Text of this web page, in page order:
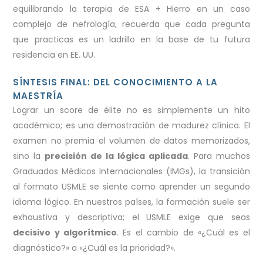
equilibrando la terapia de ESA + Hierro en un caso
complejo de nefrología, recuerda que cada pregunta
que practicas es un ladrillo en la base de tu futura
residencia en EE. UU.
SÍNTESIS FINAL: DEL CONOCIMIENTO A LA
MAESTRÍA
Lograr un score de élite no es simplemente un hito
académico; es una demostración de madurez clínica. El
examen no premia el volumen de datos memorizados,
sino la precisión de la lógica aplicada. Para muchos
Graduados Médicos Internacionales (IMGs), la transición
al formato USMLE se siente como aprender un segundo
idioma lógico. En nuestros países, la formación suele ser
exhaustiva y descriptiva; el USMLE exige que seas
decisivo y algorítmico. Es el cambio de «¿Cuál es el
diagnóstico?» a «¿Cuál es la prioridad?».